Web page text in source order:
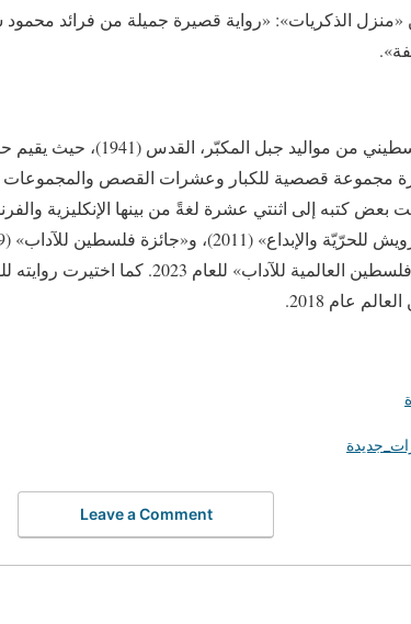
«منزل الذكريات»: «رواية قصيرة جميلة من فرائد
محمود شقير — كاتب فلسطيني
اثنتي عشرة مجموعة قصصية للكبار وعشرات القصص
بعض كتبه إلى اثنتي عشرة لغةً من بينها الإنكليزية
الأتراك» (2023). وجائزة «فلسطين العالمية
عام 2018.
Leave a Comment